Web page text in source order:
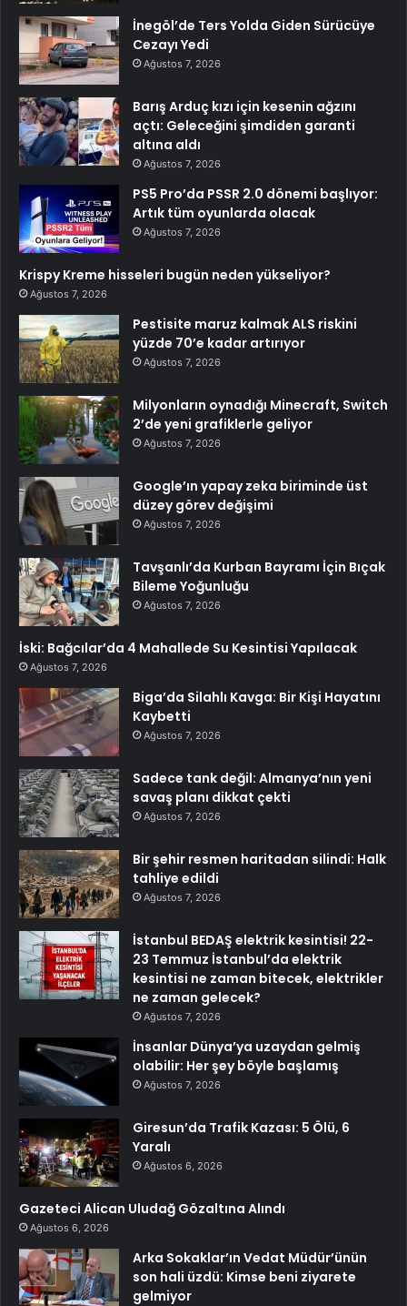
İnegöl’de Ters Yolda Giden Sürücüye
Cezayı Yedi
Ağustos 7, 2026
Barış Arduç kızı için kesenin ağzını
açtı: Geleceğini şimdiden garanti
altına aldı
Ağustos 7, 2026
PS5 Pro’da PSSR 2.0 dönemi başlıyor:
Artık tüm oyunlarda olacak
Ağustos 7, 2026
Krispy Kreme hisseleri bugün neden yükseliyor?
Ağustos 7, 2026
Pestisite maruz kalmak ALS riskini
yüzde 70’e kadar artırıyor
Ağustos 7, 2026
Milyonların oynadığı Minecraft, Switch
2’de yeni grafiklerle geliyor
Ağustos 7, 2026
Google’ın yapay zeka biriminde üst
düzey görev değişimi
Ağustos 7, 2026
Tavşanlı’da Kurban Bayramı İçin Bıçak
Bileme Yoğunluğu
Ağustos 7, 2026
İski: Bağcılar’da 4 Mahallede Su Kesintisi Yapılacak
Ağustos 7, 2026
Biga’da Silahlı Kavga: Bir Kişi Hayatını
Kaybetti
Ağustos 7, 2026
Sadece tank değil: Almanya’nın yeni
savaş planı dikkat çekti
Ağustos 7, 2026
Bir şehir resmen haritadan silindi: Halk
tahliye edildi
Ağustos 7, 2026
İstanbul BEDAŞ elektrik kesintisi! 22-
23 Temmuz İstanbul’da elektrik
kesintisi ne zaman bitecek, elektrikler
ne zaman gelecek?
Ağustos 7, 2026
İnsanlar Dünya’ya uzaydan gelmiş
olabilir: Her şey böyle başlamış
Ağustos 7, 2026
Giresun’da Trafik Kazası: 5 Ölü, 6
Yaralı
Ağustos 6, 2026
Gazeteci Alican Uludağ Gözaltına Alındı
Ağustos 6, 2026
Arka Sokaklar’ın Vedat Müdür’ünün
son hali üzdü: Kimse beni ziyarete
gelmiyor